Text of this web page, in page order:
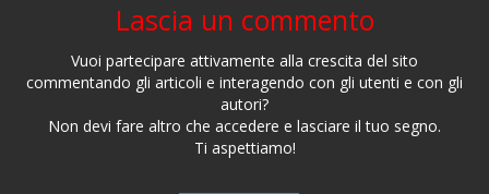
Lascia un commento
Vuoi partecipare attivamente alla crescita del sito
commentando gli articoli e interagendo con gli utenti e con gli
autori?
Non devi fare altro che accedere e lasciare il tuo segno.
Ti aspettiamo!